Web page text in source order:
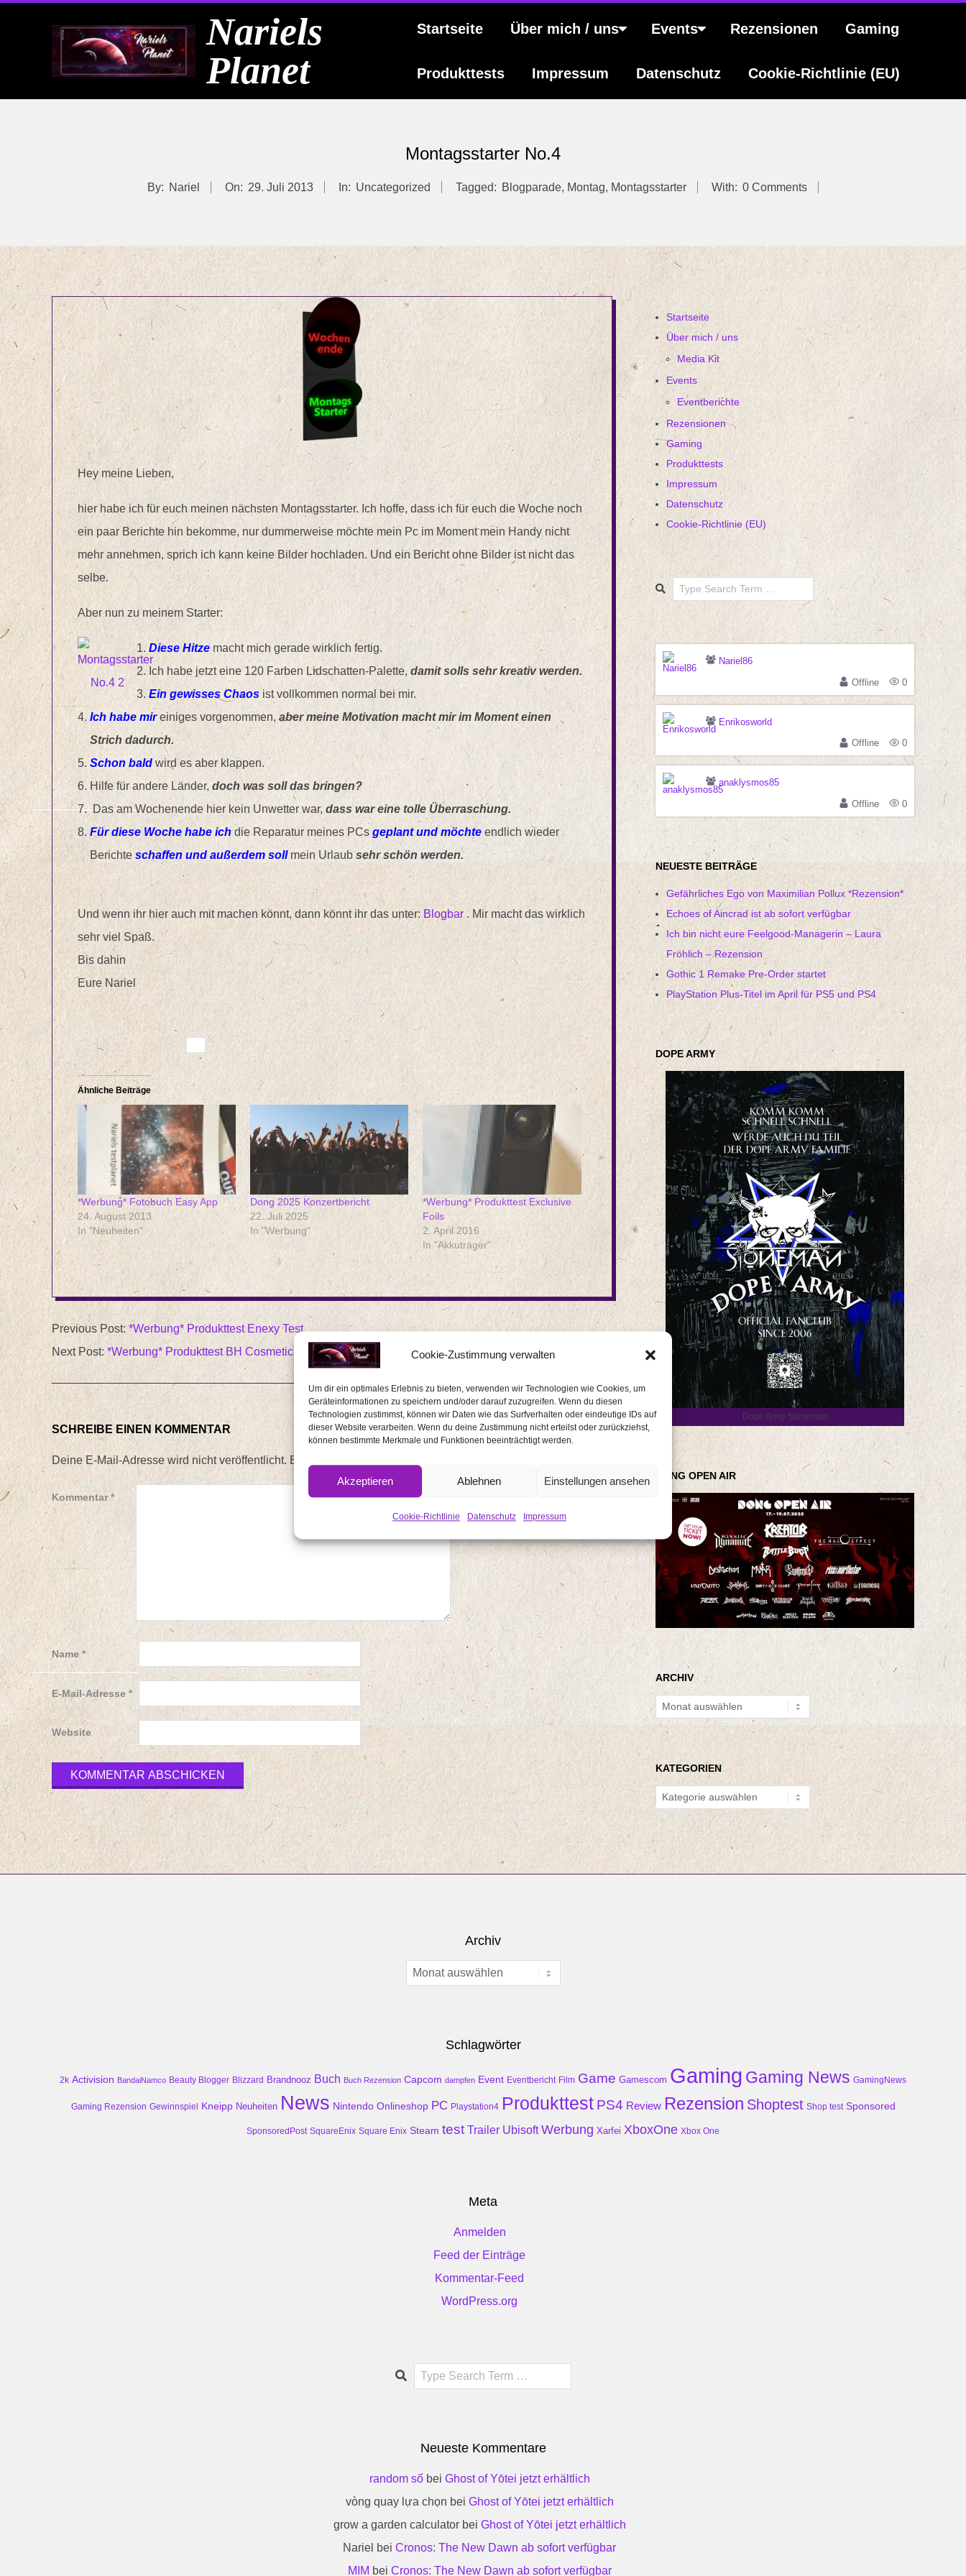
Cookie-Zustimmung verwalten
Um dir ein optimales Erlebnis zu bieten, verwenden wir Technologien wie Cookies, um
Geräteinformationen zu speichern und/oder darauf zuzugreifen. Wenn du diesen
Technologien zustimmst, können wir Daten wie das Surfverhalten oder eindeutige IDs auf
dieser Website verarbeiten. Wenn du deine Zustimmung nicht erteilst oder zurückziehst,
können bestimmte Merkmale und Funktionen beeinträchtigt werden.
Akzeptieren Ablehnen Einstellungen ansehen
Cookie-Richtlinie Datenschutz Impressum
Nariels
Planet
Startseite Über mich / uns Events Rezensionen Gaming
Produkttests Impressum Datenschutz Cookie-Richtlinie (EU)
Montagsstarter No.4
By: Nariel On: 29. Juli 2013 In: Uncategorized Tagged: Blogparade, Montag, Montagsstarter With: 0 Comments
Hey meine Lieben,
hier habe ich für euch meinen nächsten Montagsstarter. Ich hoffe, dass ich für euch die Woche noch
ein paar Berichte hin bekomme, nur dummerweise möchte mein Pc im Moment mein Handy nicht
mehr annehmen, sprich ich kann keine Bilder hochladen. Und ein Bericht ohne Bilder ist nicht das
selbe.
Aber nun zu meinem Starter:
Diese Hitze macht mich gerade wirklich fertig.
Ich habe jetzt eine 120 Farben Lidschatten-Palette, damit solls sehr kreativ werden.
Ein gewisses Chaos ist vollkommen normal bei mir.
Ich habe mireiniges vorgenommen,aber meine Motivation macht mir im Moment einen
Strich dadurch.
Schon baldwird es aber klappen.
Hilfe für andere Länder,doch was soll das bringen?
Das am Wochenende hier kein Unwetter war,dass war eine tolle Überraschung.
Für diese Woche habe ichdie Reparatur meines PCsgeplant und möchteendlich wieder
Berichteschaffen und außerdem soll mein Urlaubsehr schön werden.
Und wenn ihr hier auch mit machen könnt, dann könnt ihr das unter: Blogbar . Mir macht das wirklich
sehr viel Spaß.
Bis dahin
Eure Nariel
Ähnliche Beiträge
*Werbung* Fotobuch Easy App
24. August 2013
In "Neuheiten"
Dong 2025 Konzertbericht
22. Juli 2025
In "Werbung"
*Werbung* Produkttest Exclusive
Foils
2. April 2016
In "Akkuträger"
2013-
07-
29
Previous Post: *Werbung* Produkttest Enexy Test
Next Post: *Werbung* Produkttest BH Cosmetics
SCHREIBE EINEN KOMMENTAR
Deine E-Mail-Adresse wird nicht veröffentlicht. Erforderliche Felder sind mit
Kommentar *
Name *
E-Mail-Adresse *
Website
Startseite
Über mich / uns
Media Kit
Events
Eventberichte
Rezensionen
Gaming
Produkttests
Impressum
Datenschutz
Cookie-Richtlinie (EU)
Search
Nariel86
Offline
0
Enrikosworld
Offline
0
anaklysmos85
Offline
0
NEUESTE BEITRÄGE
Gefährliches Ego von Maximilian Pollux *Rezension*
Echoes of Aincrad ist ab sofort verfügbar
Ich bin nicht eure Feelgood-Managerin – Laura
Fröhlich – Rezension
Gothic 1 Remake Pre-Order startet
PlayStation Plus-Titel im April für PS5 und PS4
DOPE ARMY
Dope Army Stoneman
DONG OPEN AIR
ARCHIV
Archiv
KATEGORIEN
Kategorien
Archiv
Archiv
Schlagwörter
2k Activision BandaiNamco Beauty Blogger Blizzard Brandnooz Buch Buch Rezension Capcom dampfen Event Eventbericht Film Game Gamescom Gaming Gaming News GamingNews
Gaming Rezension Gewinnspiel Kneipp Neuheiten News Nintendo Onlineshop PC Playstation4 Produkttest PS4 Review Rezension Shoptest Shop test Sponsored
SponsoredPost SquareEnix Square Enix Steam test Trailer Ubisoft Werbung Xarfei XboxOne Xbox One
Meta
Anmelden
Feed der Einträge
Kommentar-Feed
WordPress.org
Search
Neueste Kommentare
random sốbei Ghost of Yōtei jetzt erhältlich
vòng quay lựa chọn bei Ghost of Yōtei jetzt erhältlich
grow a garden calculatorbei Ghost of Yōtei jetzt erhältlich
Nariel bei Cronos: The New Dawn ab sofort verfügbar
MIM bei Cronos: The New Dawn ab sofort verfügbar